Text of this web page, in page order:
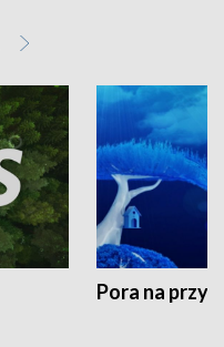
Pora na